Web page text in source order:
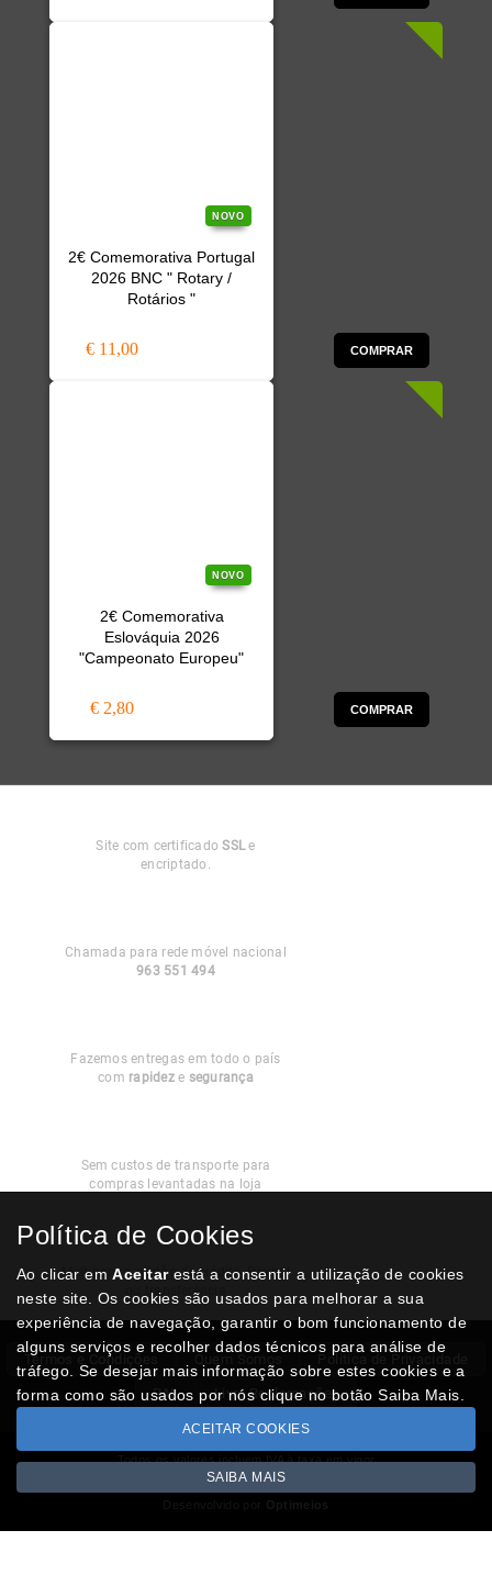
NOVO
2€ Comemorativa Portugal
2026 BNC " Rotary /
Rotários "
€ 11,00 COMPRAR
NOVO
2€ Comemorativa
Eslováquia 2026
"Campeonato Europeu"
€ 2,80 COMPRAR
Site com certificadoSSLe
encriptado.
Chamada para rede móvel nacional
963 551 494
Fazemos entregas em todo o país
com rapideze segurança
Sem custos de transporte para
compras levantadas na loja
Modos dePagamento
Multibanco, cartão de crédito, Paypal
ou transferência
Termos e Condições Politica de Privacidade
RAL Livro Reclamações
Todos os valores incluem IVA à taxa em vigor
Copyright © NUMISMATICAJA.com 2026
Política de Cookies
Ao clicar emAceitarestá a consentir a utilização de cookies
neste site. Os cookies são usados para melhorar a sua
experiência de navegação, garantir o bom funcionamento de
alguns serviços e recolher dados técnicos para análise de
tráfego. Se desejar mais informação sobre estes cookies e a
forma como são usados por nós clique no botão Saiba Mais.
ACEITAR COOKIES
SAIBA MAIS